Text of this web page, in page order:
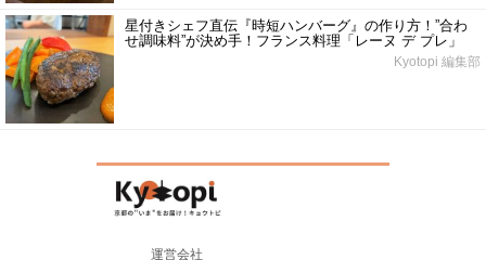
星付きシェフ直伝『時短ハンバーグ』の作り方！”合わ
せ調味料”が決め手！フランス料理「レーヌ デ プレ」
Kyotopi 編集部
運営会社